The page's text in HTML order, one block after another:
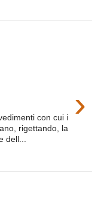
›
con cui i
rigettando, la
dell...